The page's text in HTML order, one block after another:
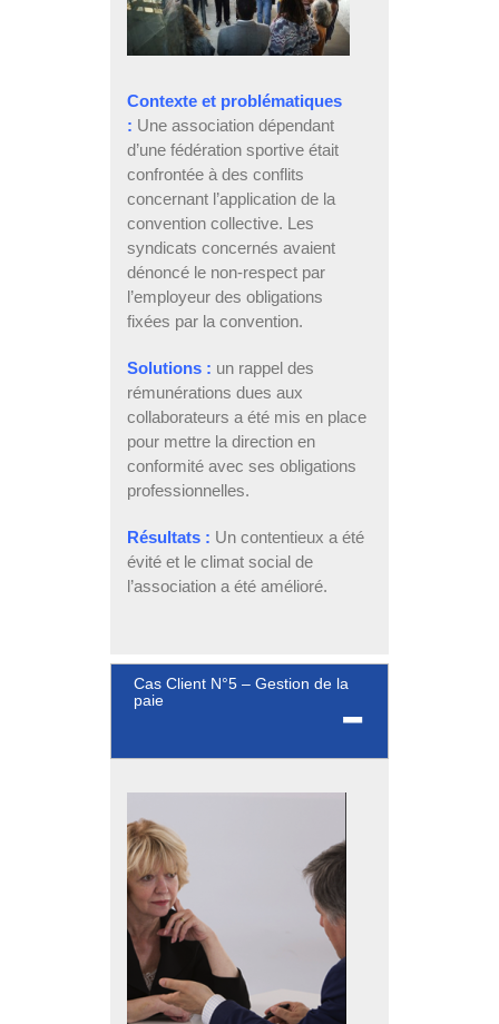
Contexte et problématiques
: Une association dépendant
d’une fédération sportive était
confrontée à des conflits
concernant l’application de la
convention collective. Les
syndicats concernés avaient
dénoncé le non-respect par
l’employeur des obligations
fixées par la convention.
Solutions : un rappel des
rémunérations dues aux
collaborateurs a été mis en place
pour mettre la direction en
conformité avec ses obligations
professionnelles.
Résultats : Un contentieux a été
évité et le climat social de
l’association a été amélioré.
Cas Client N°5 – Gestion de la
paie